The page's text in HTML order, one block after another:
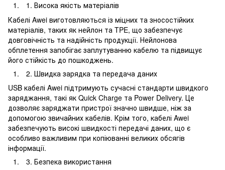
Висока якість матеріалів
Кабелі Awei виготовляються із міцних та зносостійких
матеріалів, таких як нейлон та TPE, що забезпечує
довговічність та надійність продукції. Нейлонова
обплетення запобігає заплутуванню кабелю та підвищує
його стійкість до пошкоджень.
Швидка зарядка та передача даних
USB кабелі Awei підтримують сучасні стандарти швидкого
заряджання, такі як Quick Charge та Power Delivery. Це
дозволяє заряджати пристрої значно швидше, ніж за
допомогою звичайних кабелів. Крім того, кабелі Awei
забезпечують високі швидкості передачі даних, що є
особливо важливим при копіюванні великих обсягів
інформації.
Безпека використання